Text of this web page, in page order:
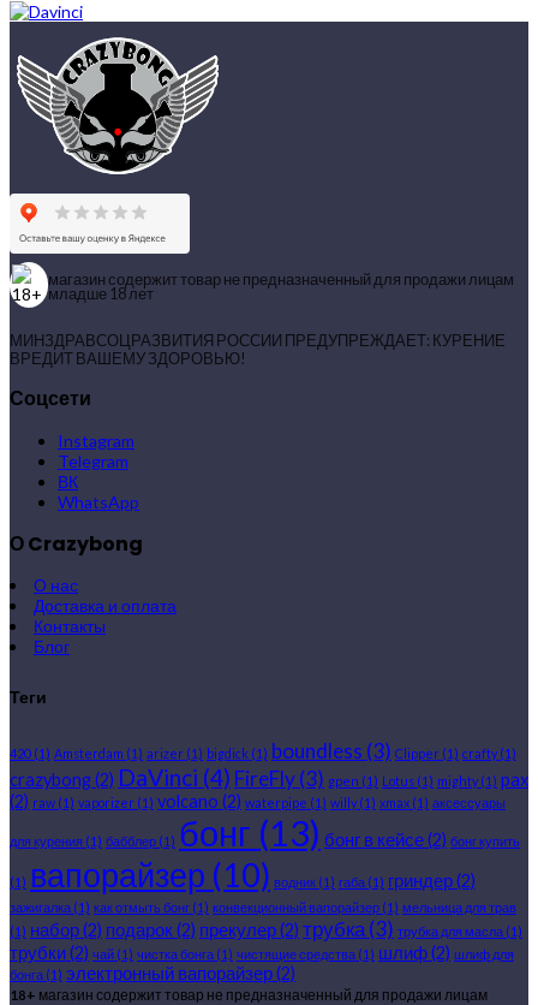
магазин содержит товар не предназначенный для продажи лицам
младше 18 лет
МИНЗДРАВСОЦРАЗВИТИЯ РОССИИ ПРЕДУПРЕЖДАЕТ: КУРЕНИЕ
ВРЕДИТ ВАШЕМУ ЗДОРОВЬЮ!
Соцсети
Instagram
Telegram
ВК
WhatsApp
О Crazybong
О нас
Доставка и оплата
Контакты
Блог
Теги
420 (1) Amsterdam (1) arizer (1) bigdick (1) boundless (3) Clipper (1) crafty(1)
crazybong(2) DaVinci (4) FireFly(3) gpen (1) Lotus (1) mighty(1) pax
(2) raw (1) vaporizer (1) volcano (2) waterpipe (1) willy(1) xmax (1) аксессуары
для курения (1) бабблер (1) бонг (13) бонг в кейсе(2) бонг купить
(1) вапорайзер (10) водник (1) габа (1) гриндер(2)
зажигалка (1) как отмыть бонг (1) конвекционный вапорайзер (1) мельница для трав
(1) набор(2) подарок(2) прекулер(2) трубка(3) трубка для масла (1)
трубки(2) чай (1) чистка бонга (1) чистящие средства (1) шлиф(2) шлиф для
бонга (1) электронный вапорайзер(2)
18+ магазин содержит товар не предназначенный для продажи лицам